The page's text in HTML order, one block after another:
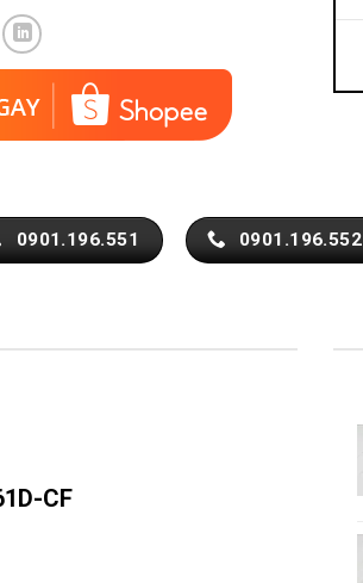
0901.196.551 0901.196.552
CF